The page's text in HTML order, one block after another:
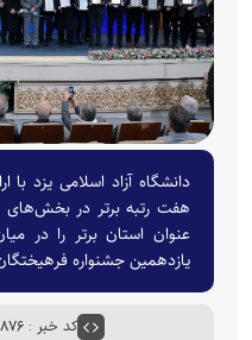
دانشگاه آزاد اسلامی یزد
هفت رتبه برتر در بخش‌های
یازدهمین جشنواره
کد خبر : ۱۰۵۸۸۷۶